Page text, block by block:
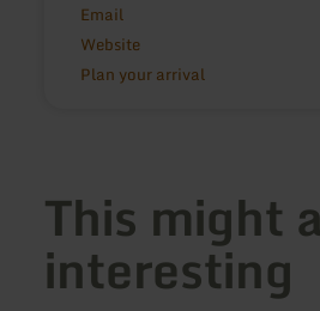
Email
Website
Plan your arrival
This might
interesting